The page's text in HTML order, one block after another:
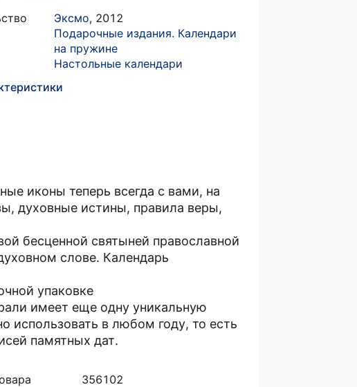
Эксмо, 2012
Подарочные издания. Календари
на пружине
Настольные календари
иконы теперь всегда с вами, на
духовные истины, правила веры,
бесценной святыней православной
слове. Календарь
упаковке
имеет еще одну уникальную
использовать в любом году, то есть
памятных дат.
356102